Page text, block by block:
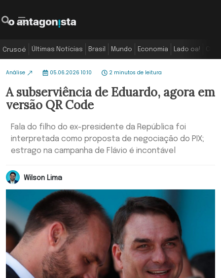
Crusoé Últimas Notícias Brasil Mundo Economia Lado oa!
Análise 05.06.2026 10:10 2 minutos de leitura
A subserviência de Eduardo, agora em
versão QR Code
Fala do filho do ex-presidente da República foi
interpretada como proposta de negociação do PIX;
estrago na campanha de Flávio é incontável
Wilson Lima